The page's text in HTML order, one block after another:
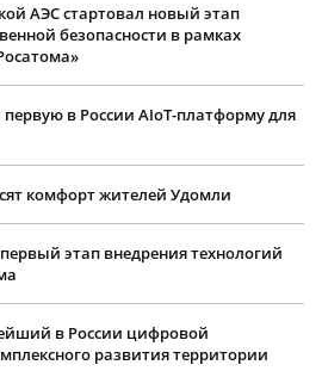
АЭС стартовал новый этап
безопасности в рамках
в России AIoT-платформу для
комфорт жителей Удомли
этап внедрения технологий
в России цифровой
развития территории